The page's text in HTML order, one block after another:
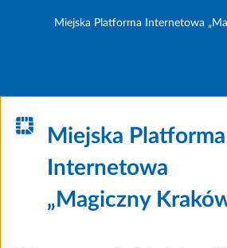
Miejska Platforma Internetowa
Miejska Platforma
Internetowa
„Magiczny